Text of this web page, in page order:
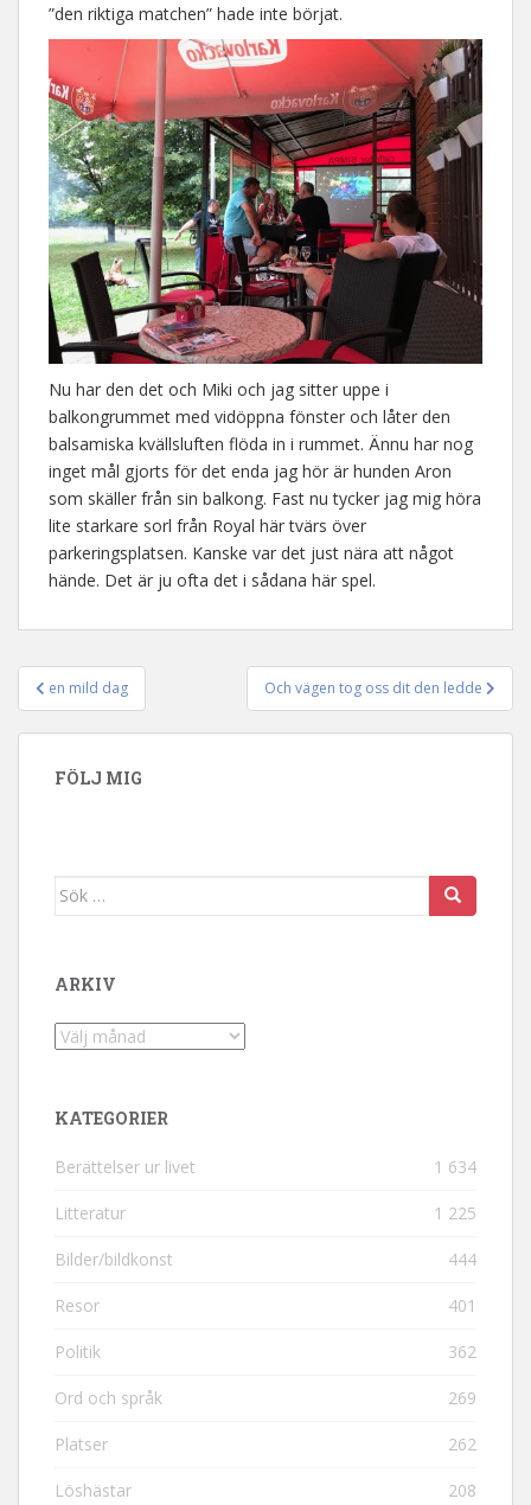
”den riktiga matchen” hade inte börjat.
Nu har den det och Miki och jag sitter uppe i
balkongrummet med vidöppna fönster och låter den
balsamiska kvällsluften flöda in i rummet. Ännu har nog
inget mål gjorts för det enda jag hör är hunden Aron
som skäller från sin balkong. Fast nu tycker jag mig höra
lite starkare sorl från Royal här tvärs över
parkeringsplatsen. Kanske var det just nära att något
hände. Det är ju ofta det i sådana här spel.
Inläggsnavigering
en mild dag Och vägen tog oss dit den ledde
FÖLJ MIG
Sök efter:
ARKIV
Arkiv
KATEGORIER
Berättelser ur livet 1 634
Litteratur 1 225
Bilder/bildkonst 444
Resor 401
Politik 362
Ord och språk 269
Platser 262
Löshästar 208